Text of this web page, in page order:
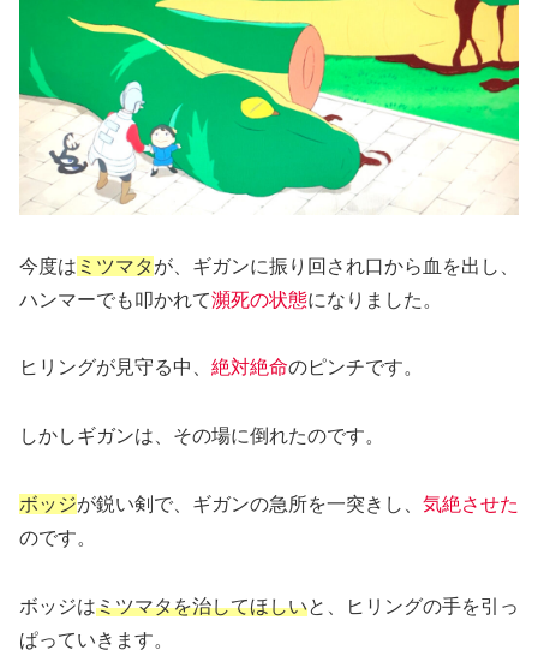
今度は ミツマタが、ギガンに振り回され口から血を出し、
ハンマーでも叩かれて瀕死の状態になりました。
ヒリングが見守る中、 絶対絶命のピンチです。
しかしギガンは、その場に倒れたのです。
ボッジが鋭い剣で、ギガンの急所を一突きし、 気絶させた
のです。
ボッジはミツマタを治してほしいと、ヒリングの手を引っ
ぱっていきます。